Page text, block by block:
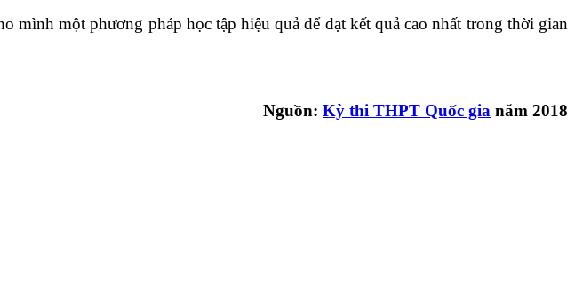
một phương pháp học tập hiệu quả để đạt kết quả cao nhất trong thời gian
Nguồn: Kỳ thi THPT Quốc gia năm 2018